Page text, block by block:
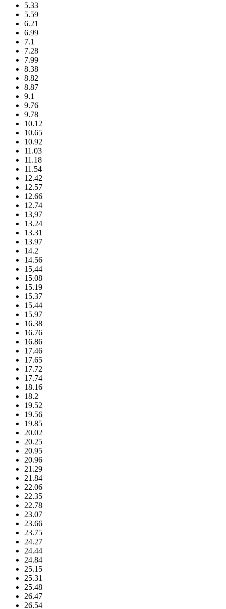
5.33
5.59
6.21
6.99
7.1
7.28
7.99
8.38
8.82
8.87
9.1
9.76
9.78
10.12
10.65
10.92
11.03
11.18
11.54
12.42
12.57
12.66
12.74
13,97
13.24
13.31
13.97
14.2
14.56
15,44
15.08
15.19
15.37
15.44
15.97
16.38
16.76
16.86
17.46
17.65
17.72
17.74
18.16
18.2
19.52
19.56
19.85
20.02
20.25
20.95
20.96
21.29
21.84
22.06
22.35
22.78
23.07
23.66
23.75
24.27
24.44
24.84
25.15
25.31
25.48
26.47
26.54